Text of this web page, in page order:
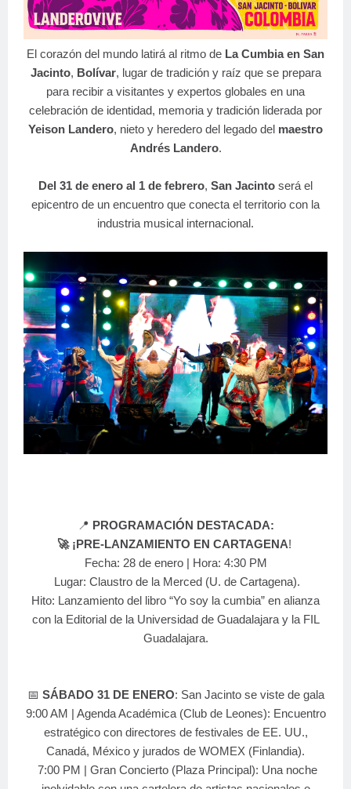
El corazón del mundo latirá al ritmo de La Cumbia en San
Jacinto, Bolívar, lugar de tradición y raíz que se prepara
para recibir a visitantes y expertos globales en una
celebración de identidad, memoria y tradición liderada por
Yeison Landero, nieto y heredero del legado del maestro
Andrés Landero.
Del 31 de enero al 1 de febrero, San Jacinto será el
epicentro de un encuentro que conecta el territorio con la
industria musical internacional.
📍 PROGRAMACIÓN DESTACADA:
🚀 ¡PRE-LANZAMIENTO EN CARTAGENA!
Fecha: 28 de enero | Hora: 4:30 PM
Lugar: Claustro de la Merced (U. de Cartagena).
Hito: Lanzamiento del libro “Yo soy la cumbia” en alianza
con la Editorial de la Universidad de Guadalajara y la FIL
Guadalajara.
📅 SÁBADO 31 DE ENERO: San Jacinto se viste de gala
9:00 AM | Agenda Académica (Club de Leones): Encuentro
estratégico con directores de festivales de EE. UU.,
Canadá, México y jurados de WOMEX (Finlandia).
7:00 PM | Gran Concierto (Plaza Principal): Una noche